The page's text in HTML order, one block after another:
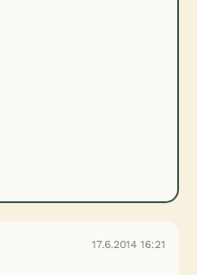
17.6.2014 16:21